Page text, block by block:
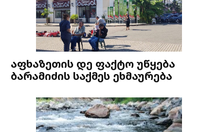
აფხაზეთის დე ფაქტო უწყება
ბარამიძის საქმეს ეხმაურება